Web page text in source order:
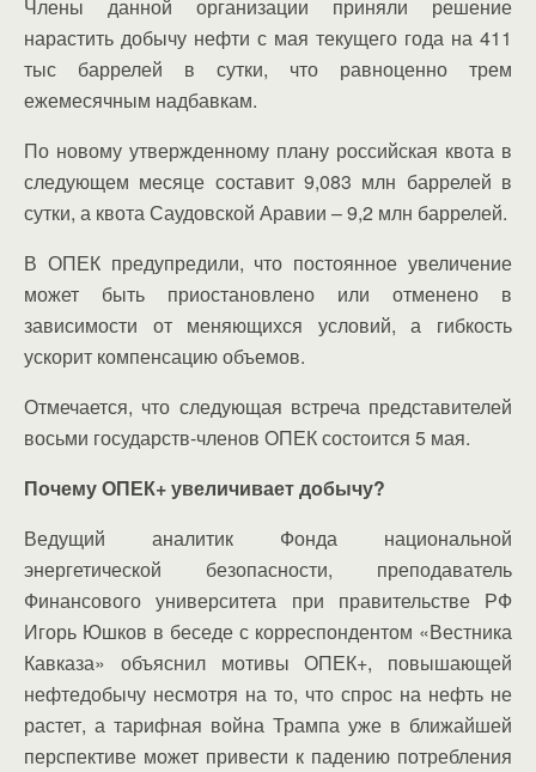
Члены данной организации приняли решение
нарастить добычу нефти с мая текущего года на 411
тыс баррелей в сутки, что равноценно трем
ежемесячным надбавкам.
По новому утвержденному плану российская квота в
следующем месяце составит 9,083 млн баррелей в
сутки, а квота Саудовской Аравии – 9,2 млн баррелей.
В ОПЕК предупредили, что постоянное увеличение
может быть приостановлено или отменено в
зависимости от меняющихся условий, а гибкость
ускорит компенсацию объемов.
Отмечается, что следующая встреча представителей
восьми государств-членов ОПЕК состоится 5 мая.
Почему ОПЕК+ увеличивает добычу?
Ведущий аналитик Фонда национальной
энергетической безопасности, преподаватель
Финансового университета при правительстве РФ
Игорь Юшков в беседе с корреспондентом «Вестника
Кавказа» объяснил мотивы ОПЕК+, повышающей
нефтедобычу несмотря на то, что спрос на нефть не
растет, а тарифная война Трампа уже в ближайшей
перспективе может привести к падению потребления